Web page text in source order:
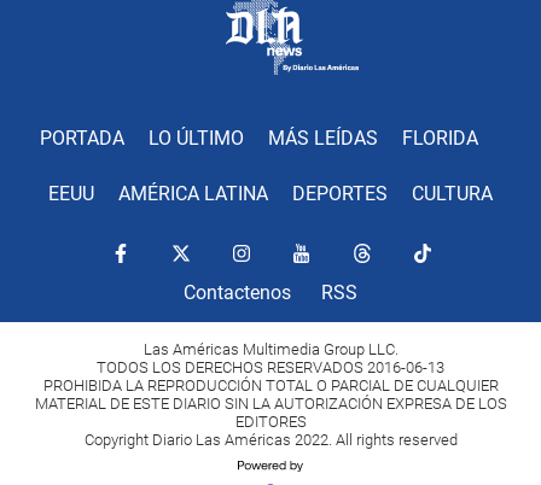
PORTADA LO ÚLTIMO MÁS LEÍDAS FLORIDA
EEUU AMÉRICA LATINA DEPORTES CULTURA
Contactenos RSS
Las Américas Multimedia Group LLC.
TODOS LOS DERECHOS RESERVADOS 2016-06-13
PROHIBIDA LA REPRODUCCIÓN TOTAL O PARCIAL DE CUALQUIER
MATERIAL DE ESTE DIARIO SIN LA AUTORIZACIÓN EXPRESA DE LOS
EDITORES
Copyright Diario Las Américas 2022. All rights reserved